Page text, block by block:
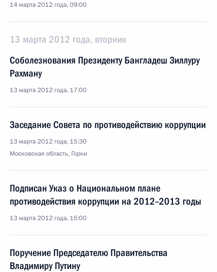
14 марта 2012 года, 09:00
13 марта 2012 года, вторник
Соболезнования Президенту Бангладеш Зиллуру
Рахману
13 марта 2012 года, 17:00
Заседание Совета по противодействию коррупции
13 марта 2012 года, 15:30
Московская область, Горки
Подписан Указ о Национальном плане
противодействия коррупции на 2012–2013 годы
13 марта 2012 года, 15:00
Поручение Председателю Правительства
Владимиру Путину